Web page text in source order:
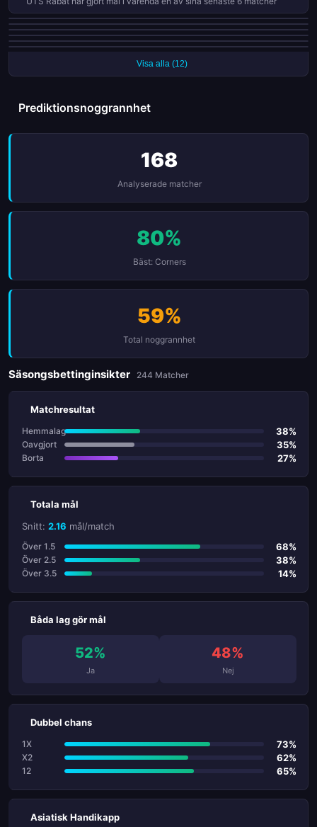
UTS Rabat har fått 8 röda kort i 25 matcher den här säsongen
Olympique Safi har fått 8 röda kort i 25 matcher den här säsongen
FUS Rabat har släppt in mål i varenda en av sina senaste 7 matcher
Wydad AC har släppt in mål i varenda en av sina senaste 7 matcher
Olympique Dcheïra har förlorat 8 av 13 hemmamatcher (62%)
Visa alla (12)
Prediktionsnoggrannhet
168
Analyserade matcher
80%
Bäst: Corners
59%
Total noggrannhet
Säsongsbettinginsikter 244 Matcher
Matchresultat
Hemmalag 38%
Oavgjort 35%
Borta 27%
Totala mål
Snitt: 2.16 mål/match
Över 1.5 68%
Över 2.5 38%
Över 3.5 14%
Båda lag gör mål
52%
Ja
48%
Nej
Dubbel chans
1X 73%
X2 62%
12 65%
Asiatisk Handikapp